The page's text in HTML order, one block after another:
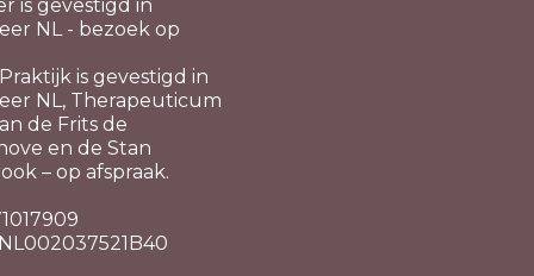
is gevestigd in
NL - bezoek op
is gevestigd in
NL, Therapeuticum
de Frits de
en de Stan
– op afspraak.